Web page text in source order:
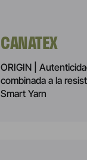
CANATEX
ORIGIN |
combinada a la
Smart Yarn